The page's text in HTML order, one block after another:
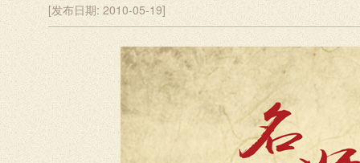
[发布日期: 2010-05-19]